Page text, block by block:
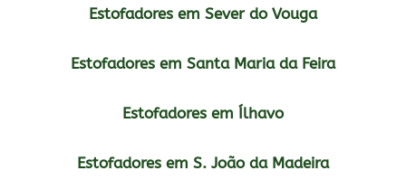
Estofadores em Sever do Vouga
Estofadores em Santa Maria da Feira
Estofadores em Ílhavo
Estofadores em S. João da Madeira